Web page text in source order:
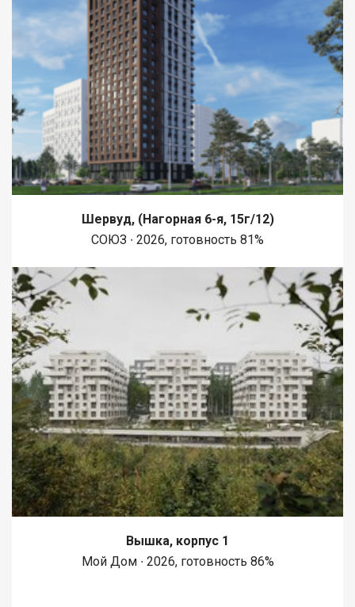
Шервуд, (Нагорная 6-я, 15г/12)
СОЮЗ ∙ 2026, готовность 81%
Вышка, корпус 1
Мой Дом ∙ 2026, готовность 86%